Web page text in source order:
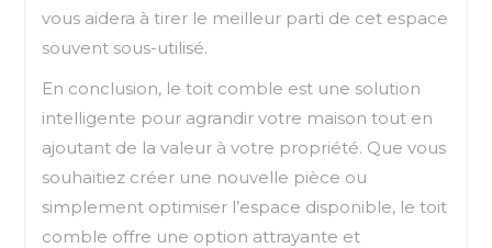
vous aidera à tirer le meilleur parti de cet espace
souvent sous-utilisé.
En conclusion, le toit comble est une solution
intelligente pour agrandir votre maison tout en
ajoutant de la valeur à votre propriété. Que vous
souhaitiez créer une nouvelle pièce ou
simplement optimiser l’espace disponible, le toit
comble offre une option attrayante et